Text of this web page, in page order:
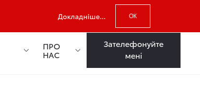
Докладніше... ОК
ПРО
НАС
Зателефонуйте
мені